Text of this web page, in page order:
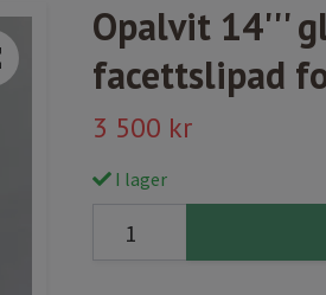
Opalvit 14'''
facettslipad
3 500 kr
I lager